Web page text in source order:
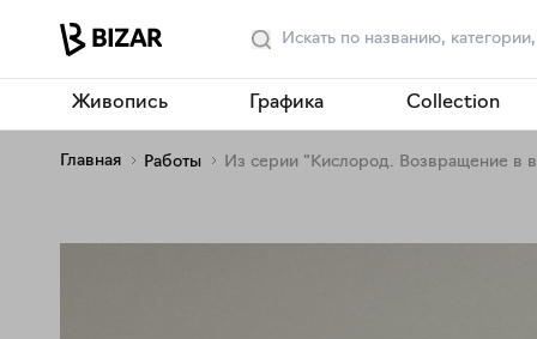
Живопись Графика Collection
Главная Работы Из серии "Кислород. Возвращение в